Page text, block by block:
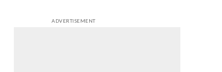
ADVERTISEMENT